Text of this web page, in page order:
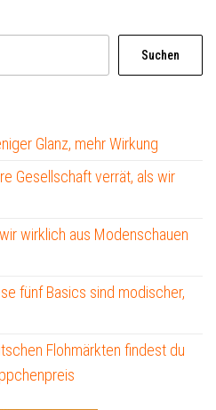
Suchen
Glanz, mehr Wirkung
Gesellschaft verrät, als wir
wirklich aus Modenschauen
fünf Basics sind modischer,
Flohmärkten findest du